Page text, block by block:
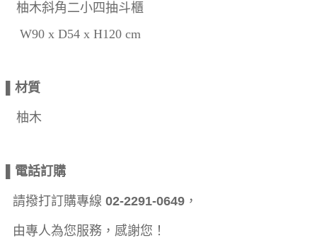
柚木斜角二小四抽斗櫃
W90 x D54 x H120 cm
▌材質
柚木
▌電話訂購
請撥打訂購專線 02-2291-0649 ，
由專人為您服務，感謝您！